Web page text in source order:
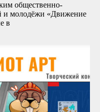
общественно-
и молодёжи «Движение
в